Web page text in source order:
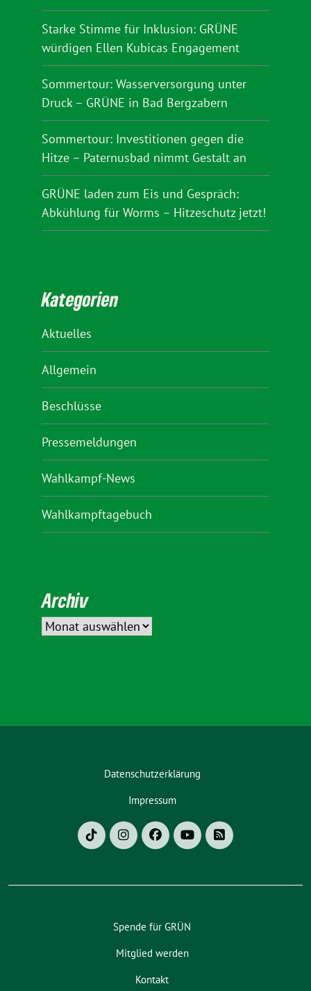
Starke Stimme für Inklusion: GRÜNE
würdigen Ellen Kubicas Engagement
Sommertour: Wasserversorgung unter
Druck – GRÜNE in Bad Bergzabern
Sommertour: Investitionen gegen die
Hitze – Paternusbad nimmt Gestalt an
GRÜNE laden zum Eis und Gespräch:
Abkühlung für Worms – Hitzeschutz jetzt!
Kategorien
Aktuelles
Allgemein
Beschlüsse
Pressemeldungen
Wahlkampf-News
Wahlkampftagebuch
Archiv
Datenschutzerklärung
Impressum
Spende für GRÜN
Mitglied werden
Kontakt